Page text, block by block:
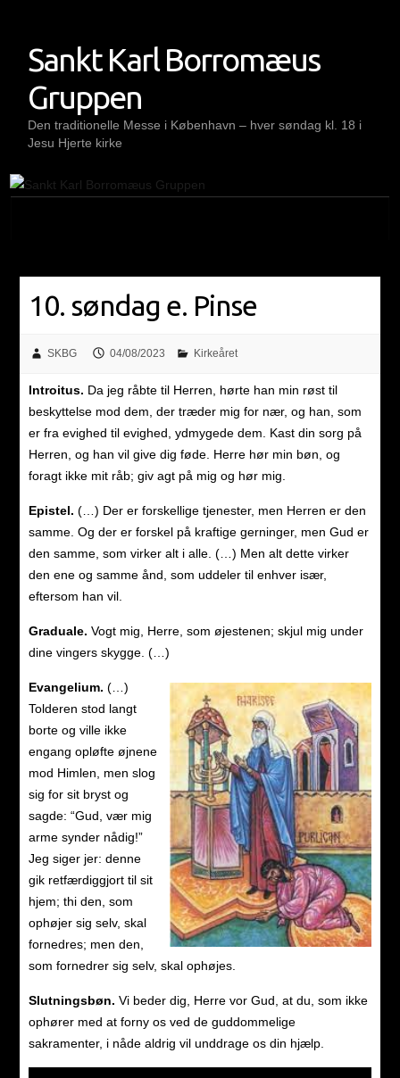
contentSankt Karl Borromæus
Gruppen
Den traditionelle Messe i København – hver søndag kl. 18 i
Jesu Hjerte kirke
10. søndag e. Pinse
SKBG 04/08/2023 Kirkeåret
Introitus. Da jeg råbte til Herren, hørte han min røst til
beskyttelse mod dem, der træder mig for nær, og han, som
er fra evighed til evighed, ydmygede dem. Kast din sorg på
Herren, og han vil give dig føde. Herre hør min bøn, og
foragt ikke mit råb; giv agt på mig og hør mig.
Epistel. (…) Der er forskellige tjenester, men Herren er den
samme. Og der er forskel på kraftige gerninger, men Gud er
den samme, som virker alt i alle. (…) Men alt dette virker
den ene og samme ånd, som uddeler til enhver især,
eftersom han vil.
Graduale. Vogt mig, Herre, som øjestenen; skjul mig under
dine vingers skygge. (…)
Evangelium. (…)
Tolderen stod langt
borte og ville ikke
engang opløfte øjnene
mod Himlen, men slog
sig for sit bryst og
sagde: “Gud, vær mig
arme synder nådig!”
Jeg siger jer: denne
gik retfærdiggjort til sit
hjem; thi den, som
ophøjer sig selv, skal
fornedres; men den,
som fornedrer sig selv, skal ophøjes.
Slutningsbøn. Vi beder dig, Herre vor Gud, at du, som ikke
ophører med at forny os ved de guddommelige
sakramenter, i nåde aldrig vil unddrage os din hjælp.